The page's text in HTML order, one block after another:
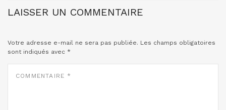
LAISSER UN COMMENTAIRE
Votre adresse e-mail ne sera pas publiée. Les champs obligatoires
sont indiqués avec *